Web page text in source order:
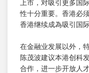
上市，对吸引更多国
性十分重要。香港必
香港继续成為吸引国
在金融业发展以外，
陈茂波建议本港创科
合作，进一步开放人